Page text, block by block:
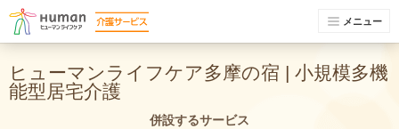
メニュー
ヒューマンライフケア多摩の宿 | 小規模多機
能型居宅介護
併設するサービス